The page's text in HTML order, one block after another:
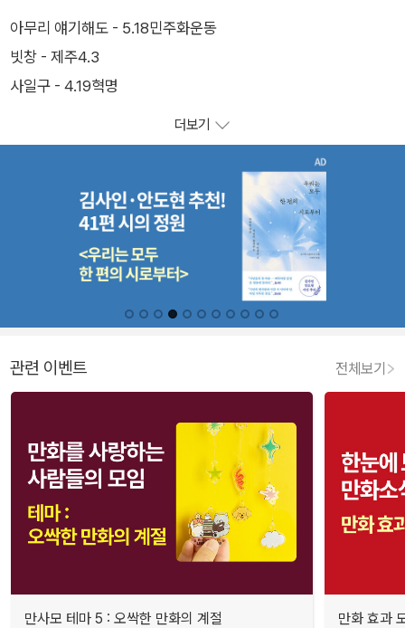
아무리 얘기해도 - 5.18민주화운동
빗창 - 제주4.3
사일구 - 4.19혁명
더보기
관련 이벤트 전체보기
만사모 테마 5 : 오싹한 만화의 계절
만화 효과